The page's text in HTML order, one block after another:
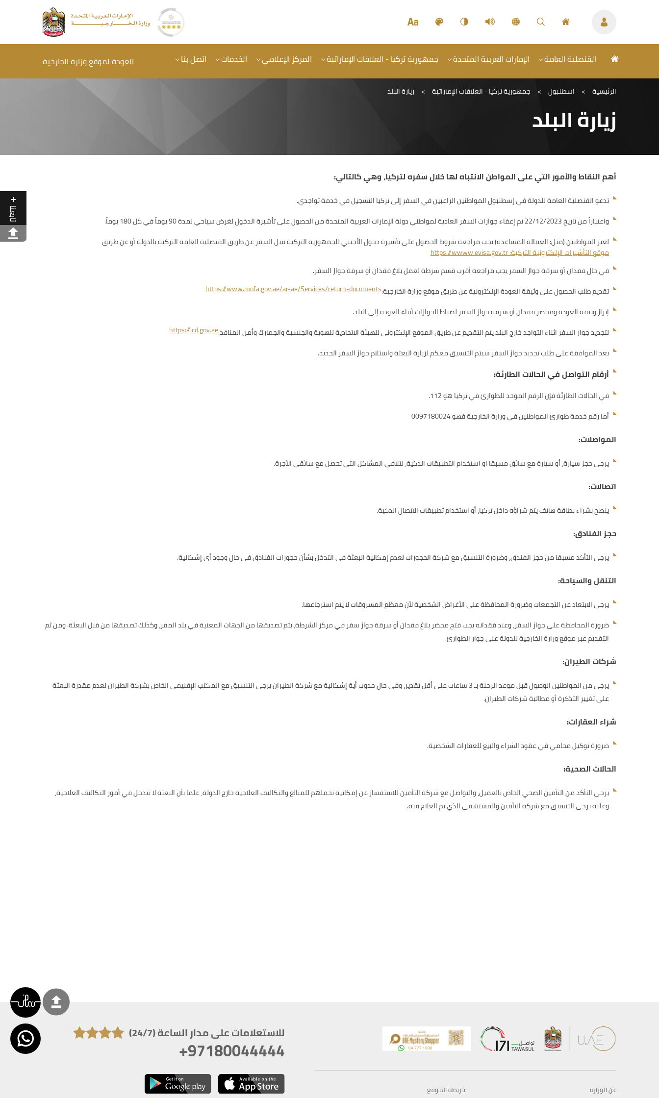
تابعنا
القنصلية العامة الإمارات العربية المتحدة جمهورية تركيا - العلاقات الإماراتية المركز الإعلامي الخدمات اتصل بنا العودة لموقع وزارة الخارجية
الرئيسية > اسطنبول > جمهورية تركيا - العلاقات الإماراتية > زيارة البلد
زيارة البلد
أهم النقاط والأمور التي على المواطن الانتباه لها خلال سفره لتركيا، وهي كالتالي:
تدعو القنصلية العامة للدولة في إسطنبول المواطنين الراغبين في السفر إلى تركيا التسجيل في خدمة تواجدي.
واعتباراً من تاريخ 22/12/2023 تم إعفاء جوازات السفر العادية لمواطني دولة الإمارات العربية المتحدة من الحصول على تأشيرة الدخول لغرض سياحي لمدة 90 يوماً في كل 180 يوماً.
لغير المواطنين (مثل: العمالة المساعدة) يجب مراجعة شروط الحصول على تأشيرة دخول الأجنبي للجمهورية التركية قبل السفر عن طريق القنصلية العامة التركية بالدولة أو عن طريق
موقع التأشيرات الإلكترونية التركية: https://wwww.evisa.gov.tr
في حال فقدان أو سرقة جواز السفر يجب مراجعة أقرب قسم شرطة لعمل بلاغ فقدان أو سرقة جواز السفر.
تقديم طلب الحصول على وثيقة العودة الإلكترونية عن طريق موقع وزارة الخارجية:https://www.mofa.gov.ae/ar-ae/Services/return-documents
إبراز وثيقة العودة ومحضر فقدان أو سرقة جواز السفر لضباط الجوازات أثناء العودة إلى البلد.
لتجديد جواز السفر اثناء التواجد خارج البلد يتم التقديم عن طريق الموقع الإلكتروني للهيئة الاتحادية للهوية والجنسية والجمارك وأمن المنافذ:https://icd.gov.ae
بعد الموافقة على طلب تجديد جواز السفر سيتم التنسيق معكم لزيارة البعثة واستلام جواز السفر الجديد.
أرقام التواصل في الحالات الطارئة:
في الحالات الطارئة فإن الرقم الموحد للطوارئ في تركيا هو 112.
أما رقم خدمة طوارئ المواطنين في وزارة الخارجية فهو 0097180024
المواصلات:
يرجى حجز سيارة، أو سيارة مع سائق مسبقا او استخدام التطبيقات الذكية، لتلافي المشاكل التي تحصل مع سائقي الأجرة.
اتصالات:
ينصح بشراء بطاقة هاتف يتم شراؤه داخل تركيا، أو استخدام تطبيقات الاتصال الذكية.
حجز الفنادق:
يرجى التأكد مسبقا من حجز الفندق، وضرورة التنسيق مع شركة الحجوزات لعدم إمكانية البعثة في التدخل بشأن حجوزات الفنادق في حال وجود أي إشكالية.
التنقل والسياحة:
يرجى الابتعاد عن التجمعات وضرورة المحافظة على الأغراض الشخصية لأن معظم المسروقات لا يتم استرجاعها.
ضرورة المحافظة على جواز السفر، وعند فقدانه يجب فتح محضر بلاغ فقدان أو سرقة جواز سفر في مركز الشرطة، يتم تصديقها من الجهات المعنية في بلد المقر، وكذلك تصديقها من قبل البعثة. ومن ثم
التقديم عبر موقع وزارة الخارجية للدولة على جواز الطوارئ.
شركات الطيران:
يرجى من المواطنين الوصول قبل موعد الرحلة بـ 3 ساعات على أقل تقدير، وفي حال حدوث أية إشكالية مع شركة الطيران يرجى التنسيق مع المكتب الإقليمي الخاص بشركة الطيران لعدم مقدرة البعثة
على تغيير التذكرة أو مطالبة شركات الطيران.
شراء العقارات:
ضرورة توكيل محامي في عقود الشراء والبيع للعقارات الشخصية.
الحالات الصحية:
يرجى التأكد من التأمين الصحي الخاص بالعميل، والتواصل مع شركة التأمين للاستفسار عن إمكانية تحملهم للمبالغ والتكاليف العلاجية خارج الدولة، علما بأن البعثة لا تتدخل في أمور التكاليف العلاجية،
وعليه يرجى التنسيق مع شركة التأمين والمستشفى الذي تم العلاج فيه.
للاستعلامات على مدار الساعة (24/7)
+97180044444
عن الوزارة خريطة الموقع